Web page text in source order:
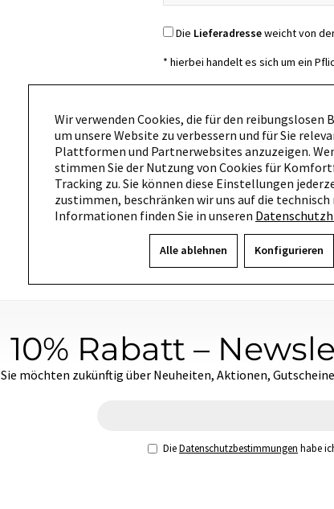
Die Lieferadresseweicht von
* hierbei handelt es sich um ein
Datenschutz
Ich habe die
Bitte beachten Sie: Wir versenden
10% Rabatt –
Sie möchten zukünftig über Neuheiten, Aktionen,
DieDatenschutzbestimmungen habe
Wir verwenden Cookies, die für den
um unsere Website zu verbessern und für Sie
Plattformen und Partnerwebsites anzuzeigen.
stimmen Sie der Nutzung von Cookies für
Tracking zu. Sie können diese Einstellungen
zustimmen, beschränken wir uns auf die
Informationen finden Sie in unseren
Alle ablehnen Konfigurieren